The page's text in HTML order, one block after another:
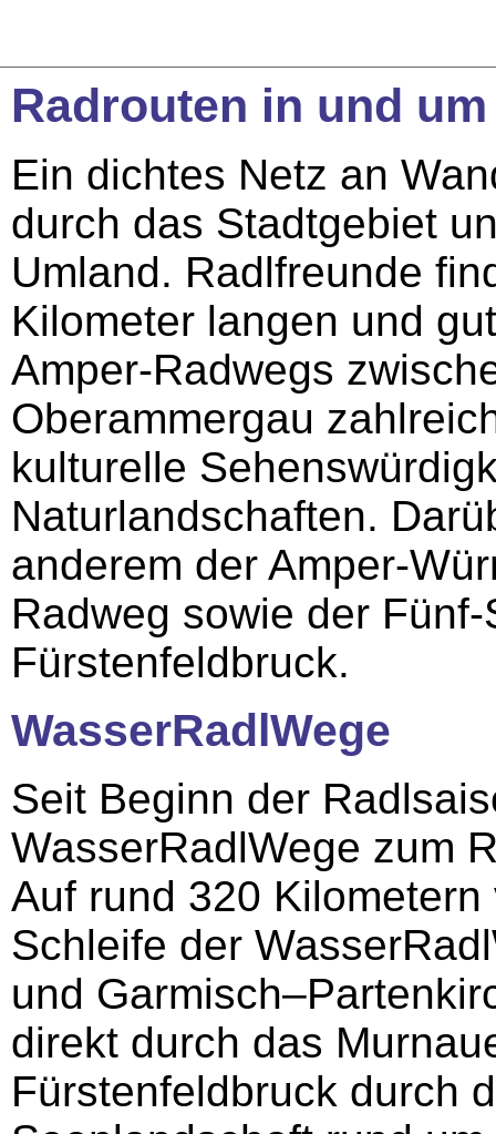
Radrouten in und
Ein dichtes Netz an
durch das Stadtgebiet
Umland. Radlfreunde
Kilometer langen und
Amper-Radwegs
Oberammergau
kulturelle
Naturlandschaften.
anderem der Amper-
Radweg sowie der
Fürstenfeldbruck.
WasserRadlWege
Seit Beginn der
WasserRadlWege zum
Auf rund 320
Schleife der
und
direkt durch das
Fürstenfeldbruck durch